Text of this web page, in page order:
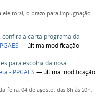
eleitoral, o prazo para impugnação
confira a carta-programa da
— última modificação
para escolha da nova
- PPGAES — última modificação
feira, 04 de agosto, das 8h às 20h,